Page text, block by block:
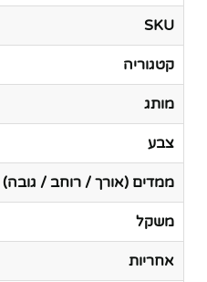
SKU
קטגוריה
מותג
צבע
ממדים (אורך / רוחב / גובה)
משקל
אחריות